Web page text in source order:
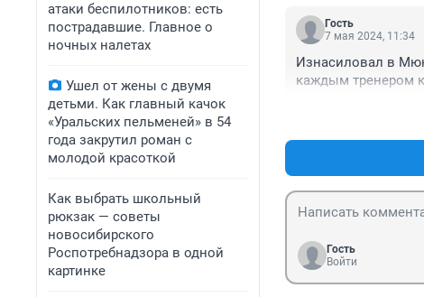
атаки беспилотников: есть
пострадавшие. Главное о
ночных налетах
Ушел от жены с двумя
детьми. Как главный качок
«Уральских пельменей» в 54
года закрутил роман с
молодой красоткой
Как выбрать школьный
рюкзак — советы
новосибирского
Роспотребнадзора в одной
картинке
Пройдет по трупам
Гость
7 мая 2024, 11:34
Изнасиловал в
каждым тренером
Гость
Войти